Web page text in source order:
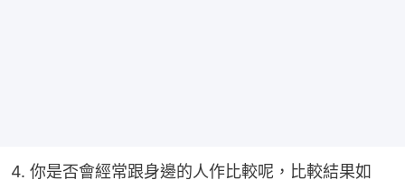
4. 你是否會經常跟身邊的人作比較呢，比較結果如